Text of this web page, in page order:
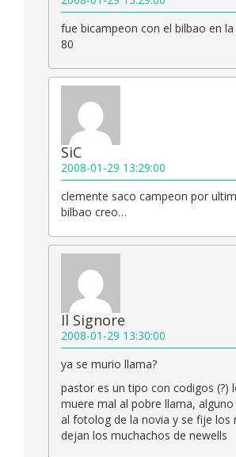
fue bicampeon con el bilbao en la
80
SiC
2008-01-29 13:29:00
clemente saco campeon por
bilbao creo…
Il Signore
2008-01-29 13:30:00
ya se murio llama?
pastor es un tipo con codigos (?)
muere mal al pobre llama,
al fotolog de la novia y se fije los
dejan los muchachos de newells